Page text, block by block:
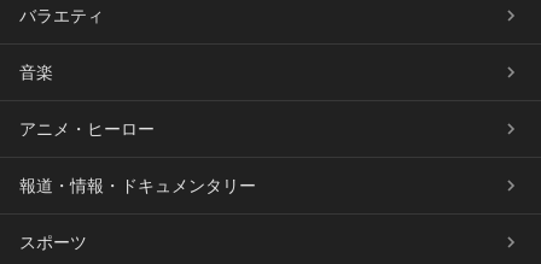
バラエティ
音楽
アニメ・ヒーロー
報道・情報・ドキュメンタリー
スポーツ